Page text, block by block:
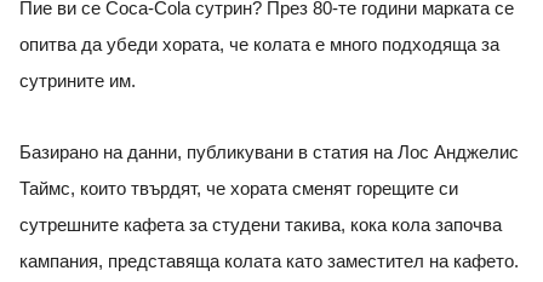
Пие ви се Coca-Cola сутрин? През 80-те години марката се
опитва да убеди хората, че колата е много подходяща за
сутрините им.
Базирано на данни, публикувани в статия на Лос Анджелис
Таймс, които твърдят, че хората сменят горещите си
сутрешните кафета за студени такива, кока кола започва
кампания, представяща колата като заместител на кафето.